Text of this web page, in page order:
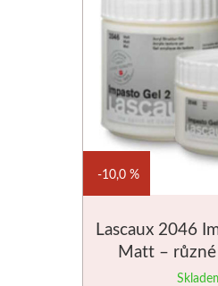
Lascaux 2046
Matt –
10,0 %